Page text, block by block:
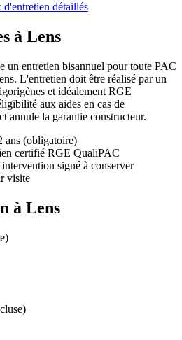
d'entretien détaillés
à Lens
un entretien bisannuel pour toute PAC
L'entretien doit être réalisé par un
et idéalement RGE
aux aides en cas de
annule la garantie constructeur.
ans (obligatoire)
certifié RGE QualiPAC
signé à conserver
visite
à Lens